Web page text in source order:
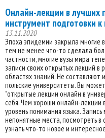
Онлайн-лекции в лучших
инструмент подготовки
13.11.2020
Эпоха эпидемии закрыла многие
тем не менее что-то сделала
частности, многие вузы мира
записи своих открытых лекций в
областях знаний. Не составляют
польские университеты. Вы
"открытые лекции онлайн в
себя. Чем хороши онлайн-лекции
уровень понимания языка.
непонятные места, посмотреть
узнать что-то новое и